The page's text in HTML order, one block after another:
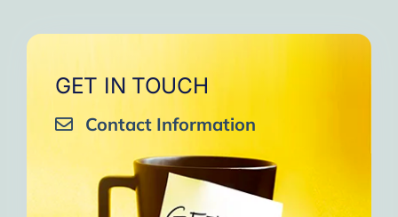
GET IN TOUCH
Contact Information